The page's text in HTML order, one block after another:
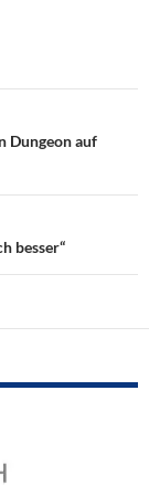
Dungeon auf
besser“